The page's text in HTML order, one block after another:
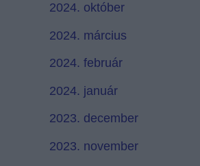
2024. október
2024. március
2024. február
2024. január
2023. december
2023. november